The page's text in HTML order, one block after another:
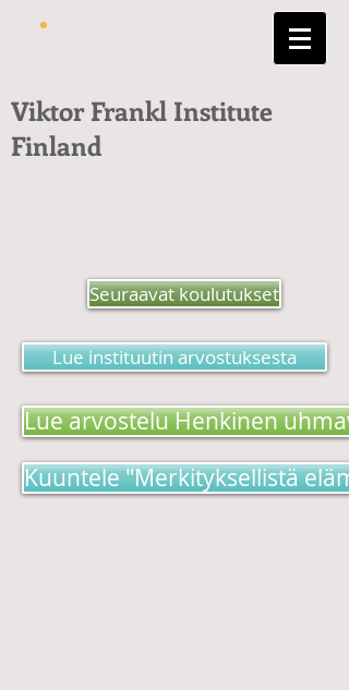
Viktor Frankl Institute
Finland
Seuraavat koulutukset
Lue instituutin arvostuksesta
Lue arvostelu Henkinen
Kuuntele "Merkityksellistä